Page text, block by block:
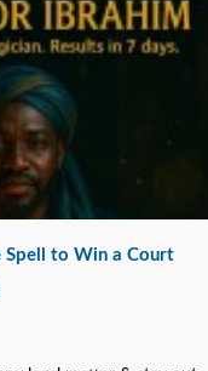
Spell to Win a Court